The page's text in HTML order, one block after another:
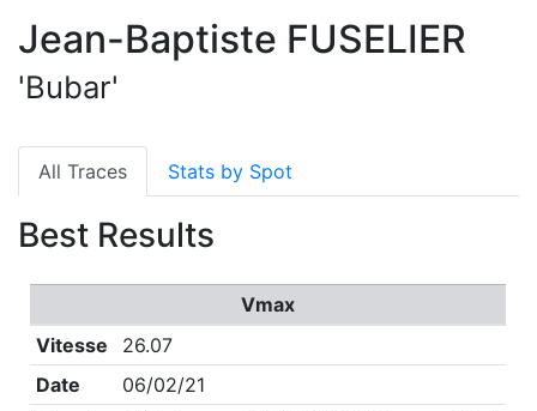
Jean-Baptiste FUSELIER
'Bubar'
All Traces Stats by Spot
Best Results
Vmax
Vitesse
26.07
Date
06/02/21